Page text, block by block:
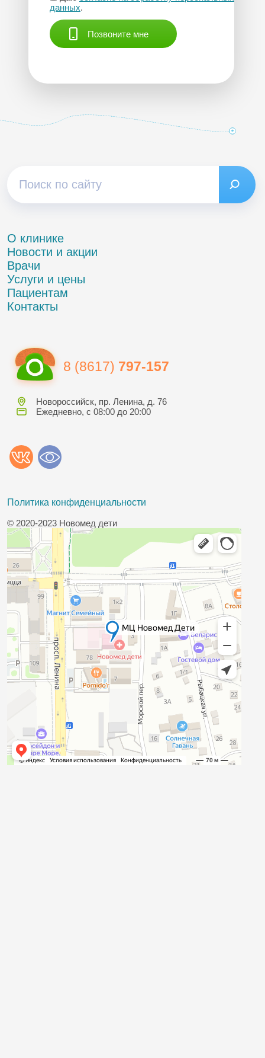
данных.
Позвоните мне
О клинике
Новости и акции
Врачи
Услуги и цены
Пациентам
Контакты
8 (8617) 797-157
Новороссийск, пр. Ленина, д. 76
Ежедневно, с 08:00 до 20:00
Политика конфиденциальности
© 2020-2023 Новомед дети